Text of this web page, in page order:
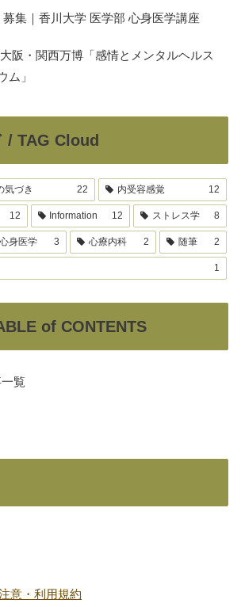
集｜香川大学 医学部 心身医学講座
阪・関西万博「感情とメンタルヘルス
ム」
/ TAG Cloud
気づき 22 内受容感覚 12
12 Information 12 ストレス学 8
心身医学 3 心療内科 2 随筆 2
1
of CONTENTS
覧
意・利用規約